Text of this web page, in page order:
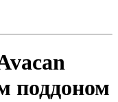
поддоном